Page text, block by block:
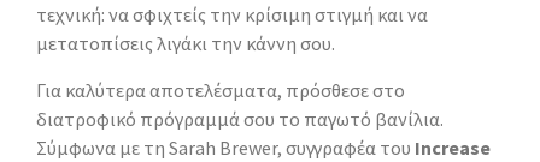
τεχνική: να σφιχτείς την κρίσιμη στιγμή και να
μετατοπίσεις λιγάκι την κάννη σου.
Για καλύτερα αποτελέσματα, πρόσθεσε στο
διατροφικό πρόγραμμά σου το παγωτό βανίλια.
Σύμφωνα με τη Sarah Brewer, συγγραφέα του Increase